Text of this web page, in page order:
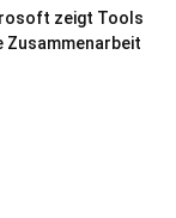
zeigt Tools
Zusammenarbeit